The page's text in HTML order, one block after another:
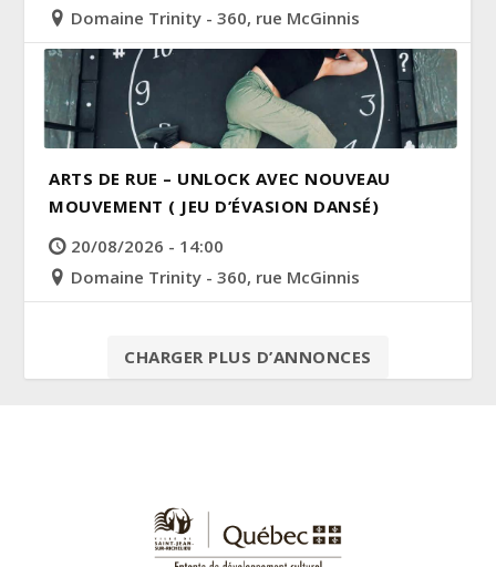
Domaine Trinity - 360, rue McGinnis
ARTS DE RUE – UNLOCK AVEC NOUVEAU
MOUVEMENT ( JEU D’ÉVASION DANSÉ)
20/08/2026 - 14:00
Domaine Trinity - 360, rue McGinnis
CHARGER PLUS D’ANNONCES